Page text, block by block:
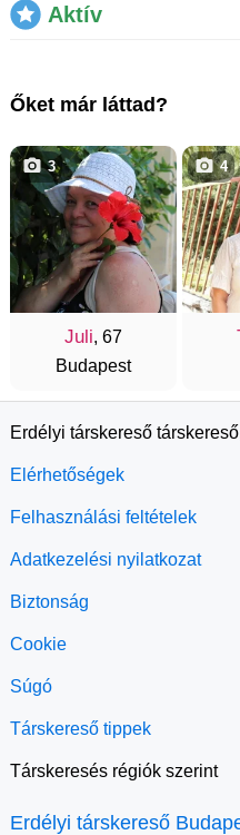
Aktív
Őket már láttad?
Juli, 67
Budapest
3 4
Erdélyi társkereső
Elérhetőségek
Felhasználási feltételek
Adatkezelési nyilatkozat
Biztonság
Cookie
Súgó
Társkereső tippek
Társkeresés régiók szerint
Erdélyi társkereső